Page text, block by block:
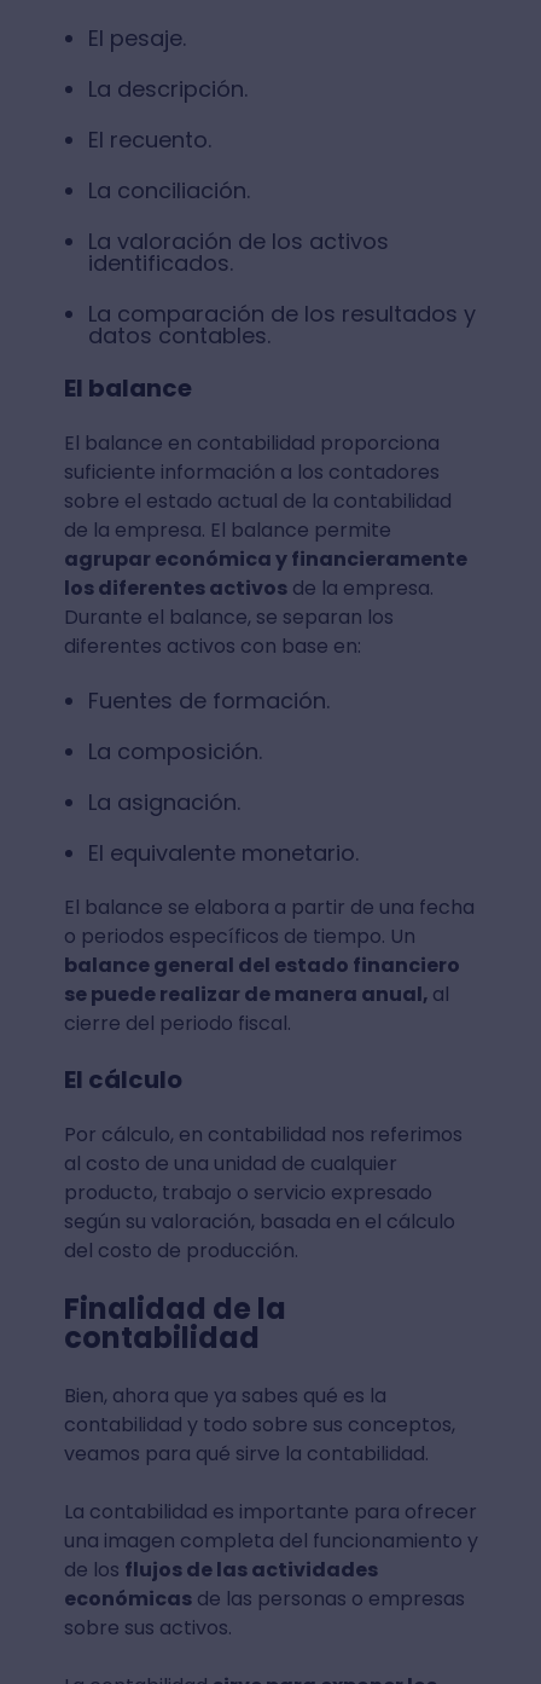
El pesaje.
La descripción.
El recuento.
La conciliación.
La valoración de los activos
identificados.
La comparación de los resultados y
datos contables.
El balance
El balance en contabilidad proporciona
suficiente información a los contadores
sobre el estado actual de la contabilidad
de la empresa. El balance permite
agrupar económica y financieramente
los diferentes activosde la empresa.
Durante el balance, se separan los
diferentes activos con base en:
Fuentes de formación.
La composición.
La asignación.
El equivalente monetario.
El balance se elabora a partir de una fecha
o periodos específicos de tiempo. Un
balance general del estado financiero
se puede realizar de manera anual, al
cierre del periodo fiscal.
El cálculo
Por cálculo, en contabilidad nos referimos
al costo de una unidad de cualquier
producto, trabajo o servicio expresado
según su valoración, basada en el cálculo
del costo de producción.
Finalidad de la
contabilidad
Bien, ahora que ya sabes qué es la
contabilidad y todo sobre sus conceptos,
veamos para qué sirve la contabilidad.
La contabilidad es importante para ofrecer
una imagen completa del funcionamiento y
de los flujos de las actividades
económicasde las personas o empresas
sobre sus activos.